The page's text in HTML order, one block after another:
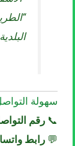
سهولة
📞 رقم
💬 رابط